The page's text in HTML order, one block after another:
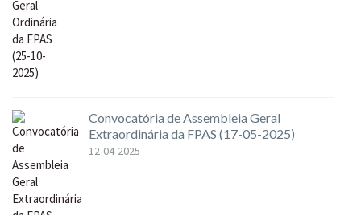
Convocatória de Assembleia Geral
Extraordinária da FPAS (17-05-2025)
12-04-2025